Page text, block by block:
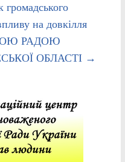
на довкілля
РАДОЮ
ОБЛАСТІ →